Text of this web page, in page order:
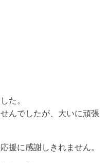
た。
んでしたが、大いに頑張
援に感謝しきれません。